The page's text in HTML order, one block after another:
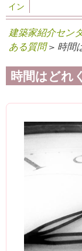
イン
建築家紹介セン
ある質問> 時間
時間はどれ